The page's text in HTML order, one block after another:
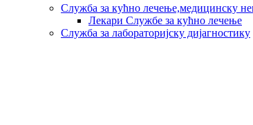
Служба за кућно лечење,медицинску
Лекари Службе за кућно лечење
Служба за лабораторијску дијагностику